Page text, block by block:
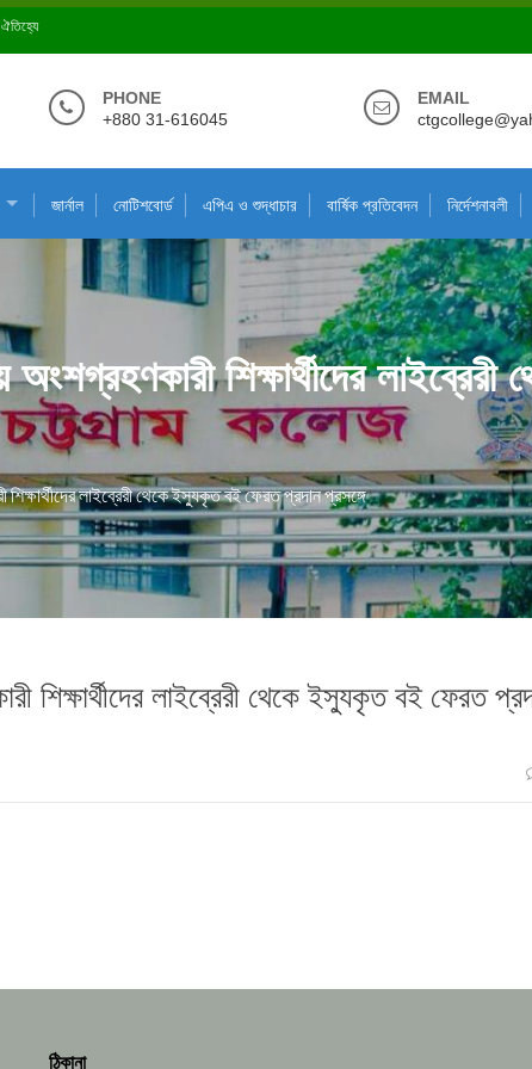
ঐতিহ্যে
PHONE
+880 31-616045
EMAIL
জার্নাল নোটিশবোর্ড এপিএ ও শুদ্ধাচার বার্ষিক প্রতিবেদন নির্দেশনাবলী
অংশগ্রহণকারী শিক্ষার্থীদের
লাইব্রেরী থেকে ইস্যুকৃত বই ফেরত প্রদান প্রসঙ্গে
শিক্ষার্থীদের লাইব্রেরী থেকে ইস্যুকৃত বই ফেরত
ঠিকানা